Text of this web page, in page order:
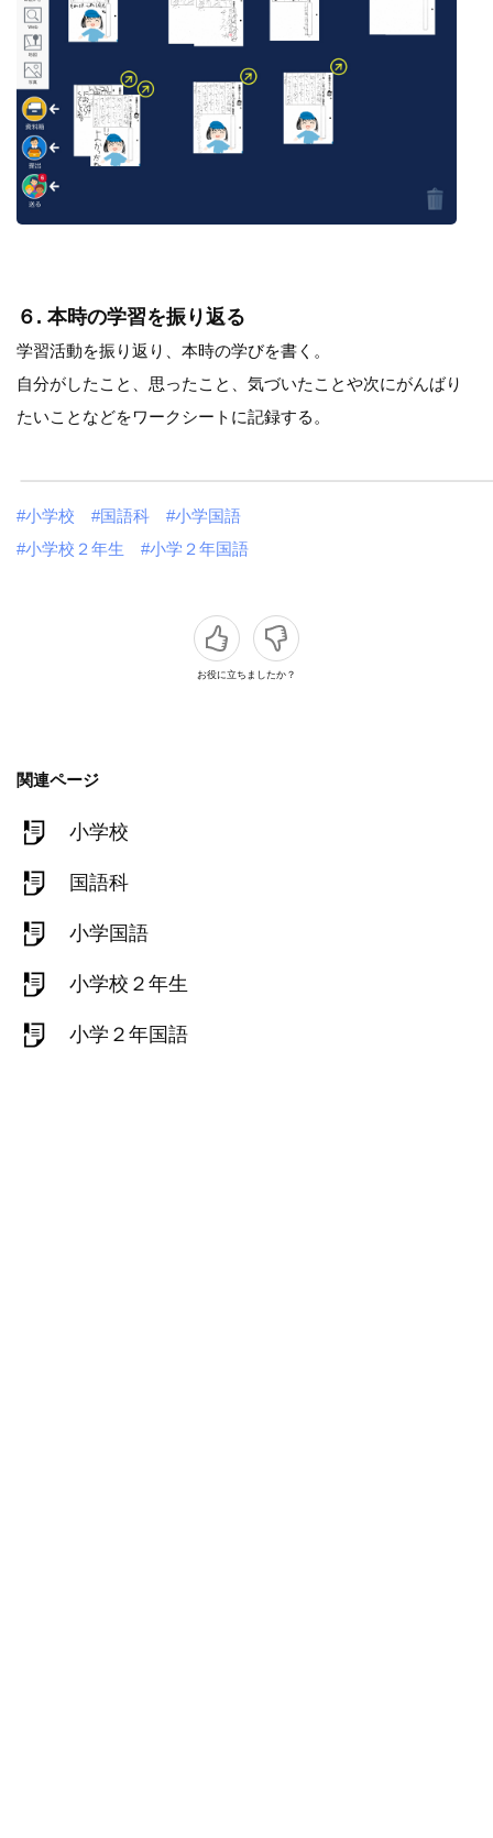
６. 本時の学習を振り返る
学習活動を振り返り、本時の学びを書く。
自分がしたこと、思ったこと、気づいたことや次にがんばり
たいことなどをワークシートに記録する。
#小学校 #国語科
#小学国語
#小学校２年生
#小学２年国語
お役に立ちましたか？
関連ページ
小学校
国語科
小学国語
小学校２年生
小学２年国語